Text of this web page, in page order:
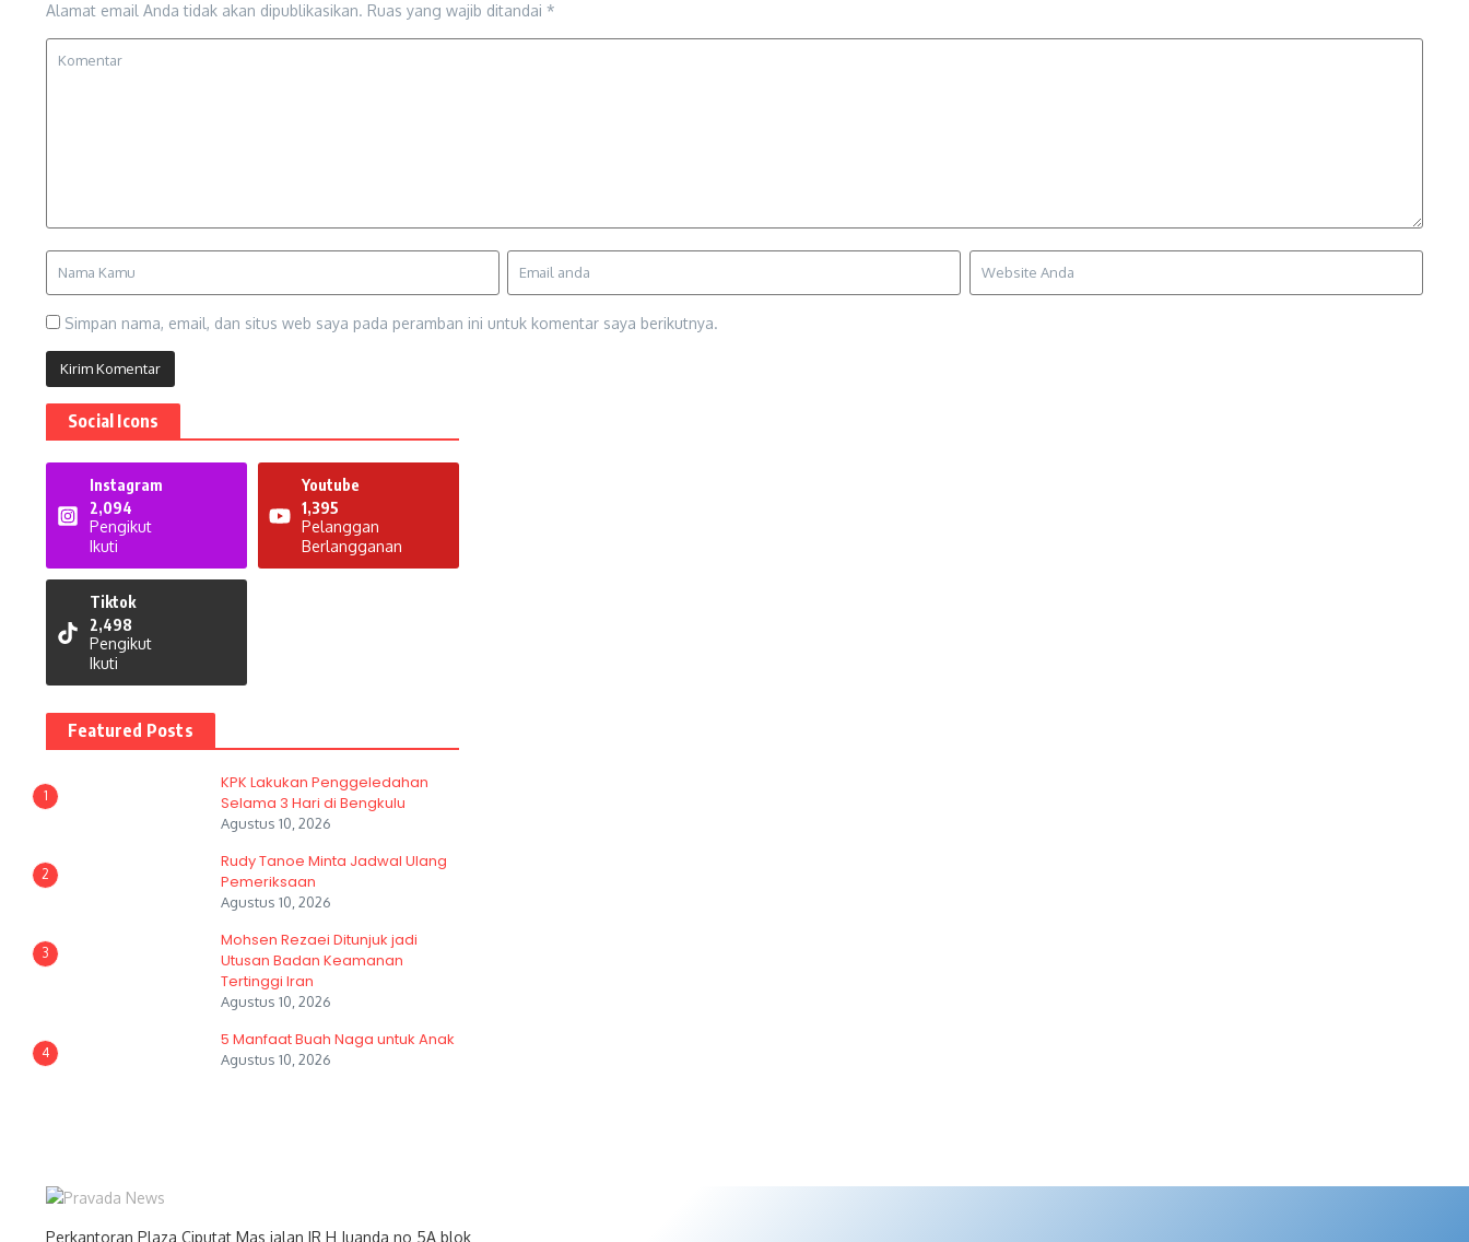
Alamat email Anda tidak akan dipublikasikan. Ruas yang wajib ditandai *
Simpan nama, email, dan situs web saya pada peramban ini untuk komentar saya berikutnya.
Social Icons
Instagram
2,094
Pengikut
Ikuti
Youtube
1,395
Pelanggan
Berlangganan
Tiktok
2,498
Pengikut
Ikuti
Featured Posts
1
KPK Lakukan Penggeledahan
Selama 3 Hari di Bengkulu
Agustus 10, 2026
2
Rudy Tanoe Minta Jadwal Ulang
Pemeriksaan
Agustus 10, 2026
3
Mohsen Rezaei Ditunjuk jadi
Utusan Badan Keamanan
Tertinggi Iran
Agustus 10, 2026
4
5 Manfaat Buah Naga untuk Anak
Agustus 10, 2026
Perkantoran Plaza Ciputat Mas jalan IR H Juanda no 5A blok